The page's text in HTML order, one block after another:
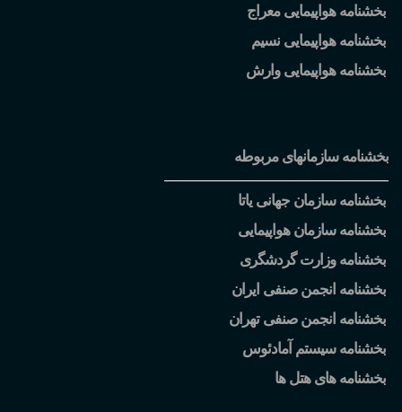
بخشنامه هواپیمایی معراج
بخشنامه هواپیمایی نسیم
بخشنامه هواپیمایی وارش
بخشنامه سازمانهای مربوطه
بخشنامه سازمان جهانی یاتا
بخشنامه سازمان هواپیمایی
بخشنامه وزارت گردشگری
بخشنامه انجمن صنفی ایران
بخشنامه انجمن صنفی تهران
بخشنامه سیستم آمادئوس
بخشنامه های هتل ها